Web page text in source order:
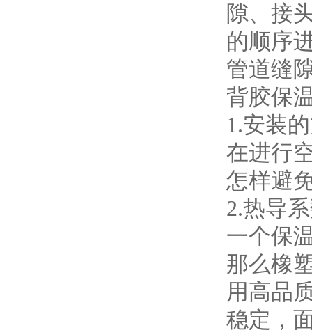
隙、接
的顺序
管道缝
背胶保
1.安装
在进行
怎样避
2.热导
一个保
那么橡
用高品
稳定，